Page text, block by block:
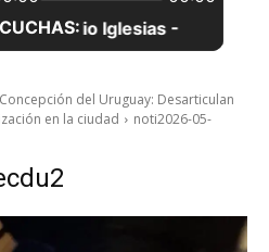
del Uruguay: Desarticulan
en la ciudad
noti2026-05-